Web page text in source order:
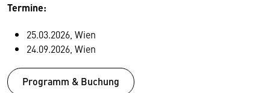
Termine:
25.03.2026, Wien
24.09.2026, Wien
Programm & Buchung